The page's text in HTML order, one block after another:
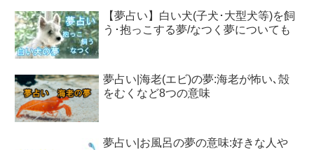
【夢占い】白い犬(子犬･大型犬等)を飼
う･抱っこする夢/なつく夢についても
夢占い|海老(エビ)の夢:海老が怖い､殻
をむくなど8つの意味
夢占い|お風呂の夢の意味:好きな人や